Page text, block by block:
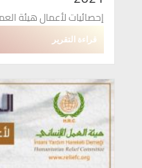
إحصائيات لأعمال هيئة العمل
قراءة التقرير